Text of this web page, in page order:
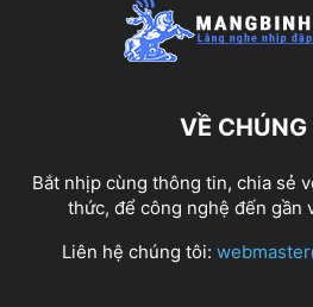
VỀ CHÚNG
Bắt nhịp cùng thông tin, chia sẻ
thức, để công nghệ đến gần
Liên hệ chúng tôi: